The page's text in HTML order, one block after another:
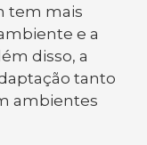
tem mais
e a
disso, a
tanto
ambientes